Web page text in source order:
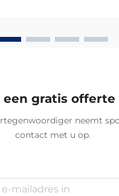
in de huid door en
een gratis offerte
neemt
contact met u op.